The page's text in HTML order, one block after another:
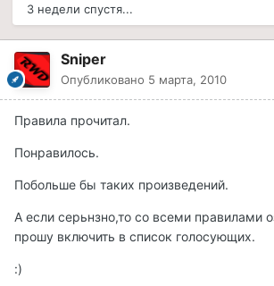
3 недели спустя...
Sniper
Опубликовано 5 марта, 2010
Правила прочитал.
Понравилось.
Побольше бы таких произведений.
А если серьнзно,то со всеми правилами
прошу включить в список голосующих.
:)